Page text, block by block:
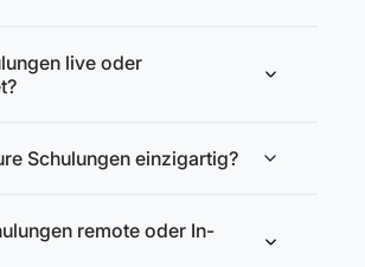
live oder
Schulungen einzigartig?
remote oder In-